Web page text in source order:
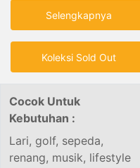
Selengkapnya
Koleksi Sold Out
Cocok Untuk
Kebutuhan :
Lari, golf, sepeda,
renang, musik, lifestyle